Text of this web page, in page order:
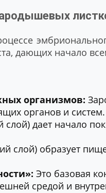
дающих начало
организмов:
органов и систем.
слой) дает начало
слой) образует
Это базовая
средой и